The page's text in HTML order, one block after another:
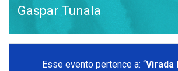
Gaspar Tunala
Esse evento pertence a: “Virada